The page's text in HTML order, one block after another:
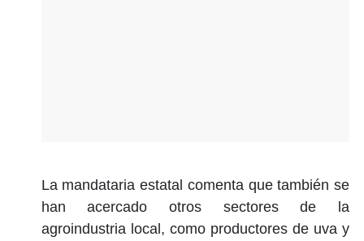
La mandataria estatal comenta que también se
han acercado otros sectores de la
agroindustria local, como productores de uva y